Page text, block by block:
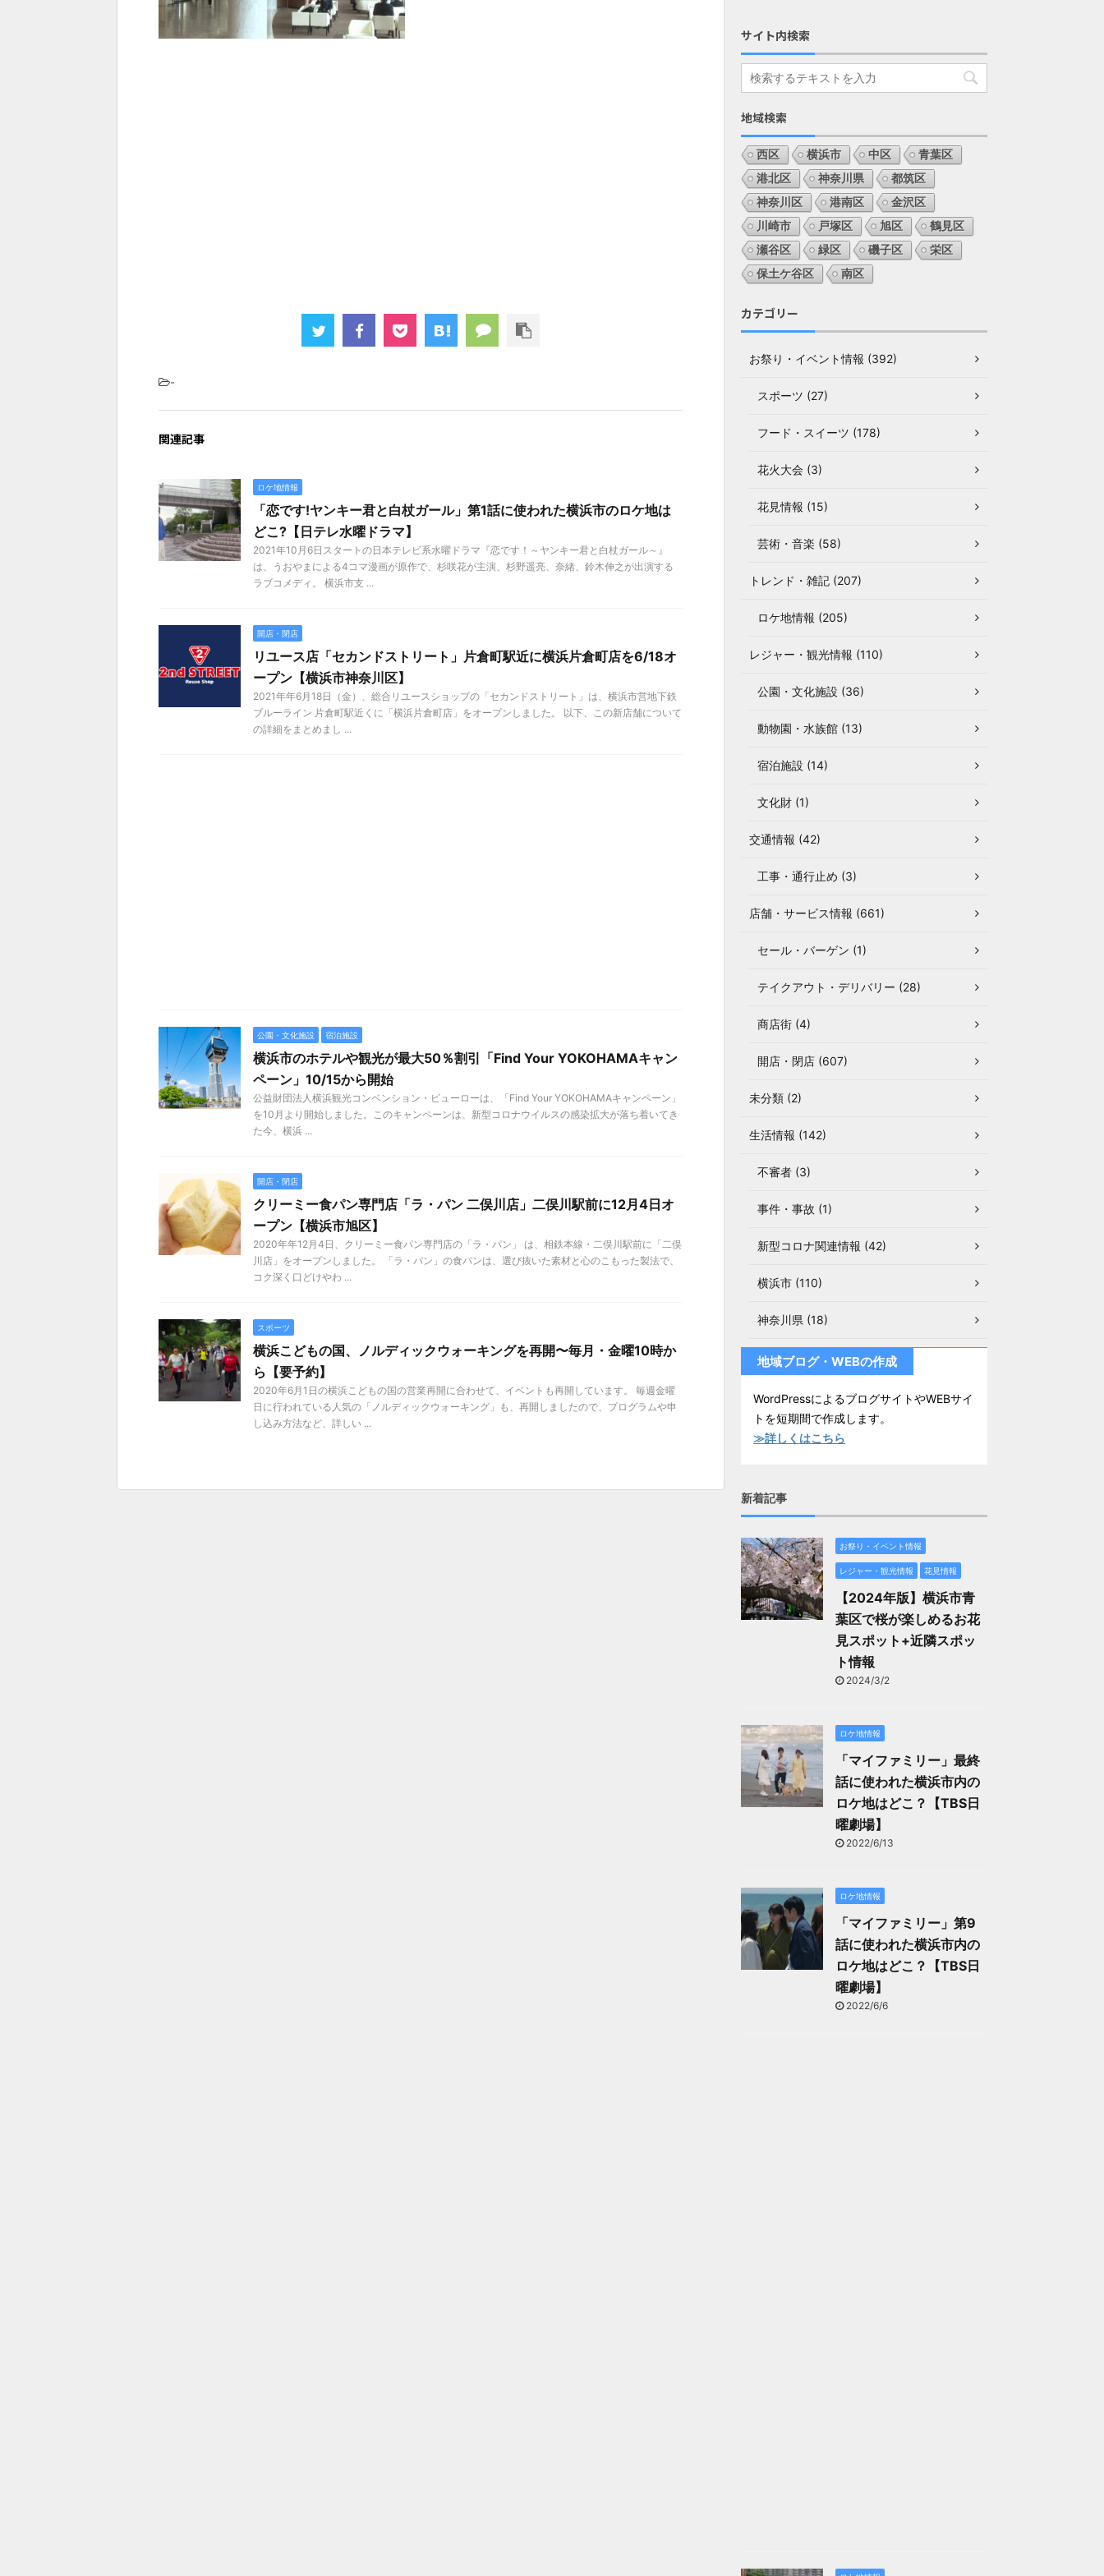
-
関連記事
ロケ地情報
「恋です!ヤンキー君と白杖ガール」第1話に使われた横浜市のロケ地は
どこ?【日テレ水曜ドラマ】
2021年10月6日スタートの日本テレビ系水曜ドラマ『恋です！～ヤンキー君と白杖ガール～』
は、うおやまによる4コマ漫画が原作で、杉咲花が主演、杉野遥亮、奈緒、鈴木伸之が出演する
ラブコメディ。 横浜市支 ...
開店・閉店
リユース店「セカンドストリート」片倉町駅近に横浜片倉町店を6/18オ
ープン【横浜市神奈川区】
2021年年6月18日（金）、総合リユースショップの「セカンドストリート」は、横浜市営地下鉄
ブルーライン 片倉町駅近くに「横浜片倉町店」をオープンしました。 以下、この新店舗について
の詳細をまとめまし ...
公園・文化施設 宿泊施設
横浜市のホテルや観光が最大50％割引「Find Your YOKOHAMAキャン
ペーン」10/15から開始
公益財団法人横浜観光コンベンション・ビューローは、「Find Your YOKOHAMAキャンペーン」
を10月より開始しました。このキャンペーンは、新型コロナウイルスの感染拡大が落ち着いてき
た今、横浜 ...
開店・閉店
クリーミー食パン専門店「ラ・パン 二俣川店」二俣川駅前に12月4日オ
ープン【横浜市旭区】
2020年年12月4日、クリーミー食パン専門店の「ラ・パン」 は、相鉄本線・二俣川駅前に「二俣
川店」をオープンしました。 「ラ・パン」の食パンは、選び抜いた素材と心のこもった製法で、
コク深く口どけやわ ...
スポーツ
横浜こどもの国、ノルディックウォーキングを再開〜毎月・金曜10時か
ら【要予約】
2020年6月1日の横浜こどもの国の営業再開に合わせて、イベントも再開しています。 毎週金曜
日に行われている人気の「ノルディックウォーキング」も、再開しましたので、プログラムや申
し込み方法など、詳しい ...
サイト内検索
地域検索
西区 横浜市 中区
青葉区
港北区
神奈川県
都筑区
神奈川区
港南区
金沢区
川崎市
戸塚区 旭区
鶴見区
瀬谷区
緑区 磯子区
栄区
保土ケ谷区
南区
カテゴリー
お祭り・イベント情報 (392)
スポーツ (27)
フード・スイーツ (178)
花火大会 (3)
花見情報 (15)
芸術・音楽 (58)
トレンド・雑記 (207)
ロケ地情報 (205)
レジャー・観光情報 (110)
公園・文化施設 (36)
動物園・水族館 (13)
宿泊施設 (14)
文化財 (1)
交通情報 (42)
工事・通行止め (3)
店舗・サービス情報 (661)
セール・バーゲン (1)
テイクアウト・デリバリー (28)
商店街 (4)
開店・閉店 (607)
未分類 (2)
生活情報 (142)
不審者 (3)
事件・事故 (1)
新型コロナ関連情報 (42)
横浜市 (110)
神奈川県 (18)
地域ブログ・WEBの作成
WordPressによるブログサイトやWEBサイ
トを短期間で作成します。
≫詳しくはこちら
新着記事
お祭り・イベント情報
レジャー・観光情報 花見情報
【2024年版】横浜市青
葉区で桜が楽しめるお花
見スポット+近隣スポッ
ト情報
2024/3/2
ロケ地情報
「マイファミリー」最終
話に使われた横浜市内の
ロケ地はどこ？【TBS日
曜劇場】
2022/6/13
ロケ地情報
「マイファミリー」第9
話に使われた横浜市内の
ロケ地はどこ？【TBS日
曜劇場】
2022/6/6